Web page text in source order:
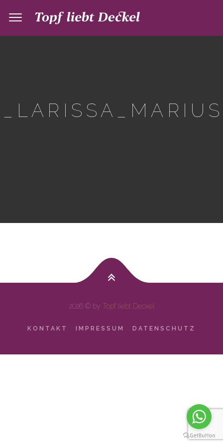
2026 © by Topf liebt Deckel
KONTAKT IMPRESSUM DATENSCHUTZ